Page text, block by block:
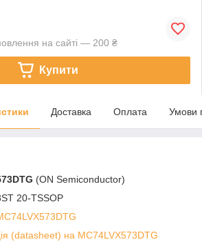
на сайті — 200 ₴
Купити
Доставка Оплата Умови
(ON Semiconductor)
20-TSSOP
(datasheet) на MC74LVX573DTG